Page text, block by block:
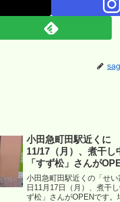
小田急町田駅近くに
11/17（月）、煮干し
「すず松」さんが
家」跡地。
小田急町田駅近くの「せ
日11月17日（月）、煮干
ず松」さんがOPENです。